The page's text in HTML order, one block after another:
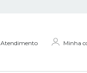
Atendimento Minha